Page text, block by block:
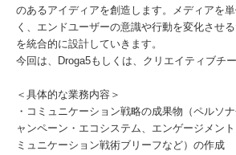
のあるアイディアを創造します。メディアを
く、エンドユーザーの意識や行動を変化させ
を統合的に設計していきます。
今回は、Droga5もしくは、クリエイティブチ
＜具体的な業務内容＞
・コミュニケーション戦略の成果物（ペルソ
ャンペーン・エコシステム、エンゲージメン
ミュニケーション戦術ブリーフなど）の作成